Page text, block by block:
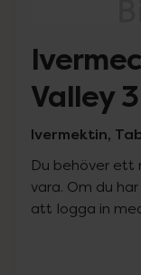
Valley
Ivermektin,
Du behöver ett
vara. Om du
att logga in